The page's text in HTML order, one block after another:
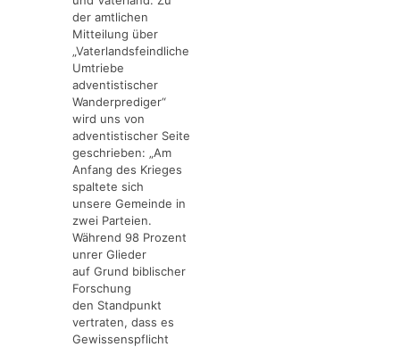
der amtlichen
Mitteilung über
„Vaterlandsfeindliche
Umtriebe
adventistischer
Wanderprediger“
wird uns von
adventistischer Seite
geschrieben: „Am
Anfang des Krieges
spaltete sich
unsere Gemeinde in
zwei Parteien.
Während 98 Prozent
unrer Glieder
auf Grund biblischer
Forschung
den Standpunkt
vertraten, dass es
Gewissenspflicht